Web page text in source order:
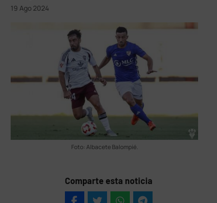
19 Ago 2024
Foto: Albacete Balompié.
Comparte esta noticia